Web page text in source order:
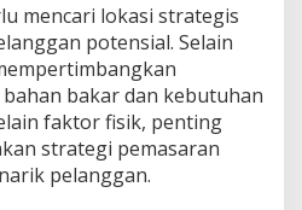
mencari lokasi strategis
potensial. Selain
bakar dan kebutuhan
faktor fisik, penting
strategi pemasaran
pelanggan.